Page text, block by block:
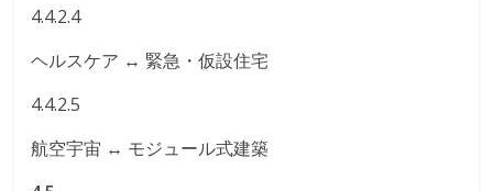
4.4.2.4
ヘルスケア ↔ 緊急・仮設住宅
4.4.2.5
航空宇宙 ↔ モジュール式建築